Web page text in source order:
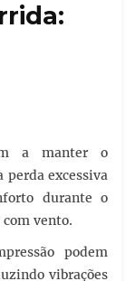
a manter o
excessiva
durante o
vento.
podem
vibrações